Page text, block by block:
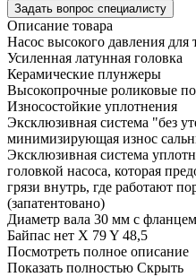
Задать вопрос специалисту
Описание товара
Насос высокого давления для
Усиленная латунная головка
Керамические плунжеры
Высокопрочные роликовые
Износостойкие уплотнения
Эксклюзивная система "без
минимизирующая износ
Эксклюзивная система
головкой насоса, которая
грязи внутрь, где работают
(запатентовано)
Диаметр вала 30 мм с
Байпас нет X 79 Y 48,5
Посмотреть полное описание
Показать полностью Скрыть